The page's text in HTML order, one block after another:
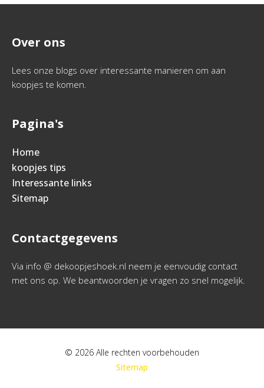
Over ons
Lees onze blogs over interessante manieren om aan
koopjes te komen.
Pagina's
Home
koopjes tips
Interessante links
Sitemap
Contactgegevens
Via info @ dekoopjeshoek.nl neem je eenvoudig contact
met ons op. We beantwoorden je vragen zo snel mogelijk.
© 2026 Alle rechten voorbehouden
Sitemap